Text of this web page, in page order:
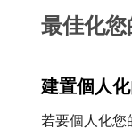
最佳化
建置個人
若要個人化您